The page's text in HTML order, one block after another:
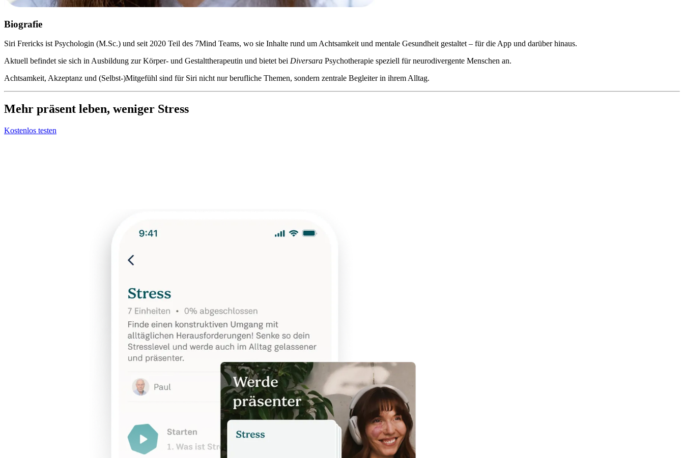
Biografie
Siri Frericks ist Psychologin (M.Sc.) und seit 2020 Teil des 7Mind Teams, wo sie Inhalte rund um Achtsamkeit und mentale Gesundheit gestaltet – für die App und darüber hinaus.
Aktuell befindet sie sich in Ausbildung zur Körper- und Gestalttherapeutin und bietet bei Diversara Psychotherapie speziell für neurodivergente Menschen an.
Achtsamkeit, Akzeptanz und (Selbst-)Mitgefühl sind für Siri nicht nur berufliche Themen, sondern zentrale Begleiter in ihrem Alltag.
Mehr präsent leben, weniger Stress
Kostenlos testen